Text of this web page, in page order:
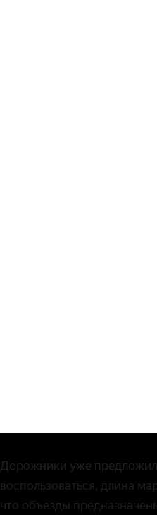
Дорожники уже
воспользоваться, длина
что объезды